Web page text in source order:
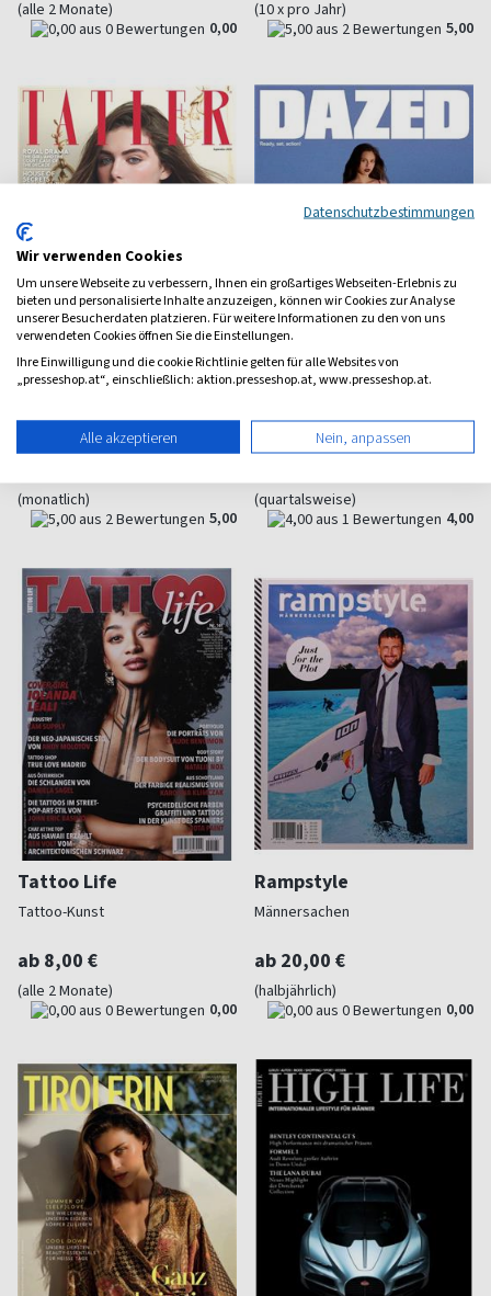
(alle 2 Monate)
0,00
(10 x pro Jahr)
5,00
Tatler (UK)
Lifestyle im englischen Stil
(monatlich)
5,00
Dazed & Confused
Britischer Lifestyle
(quartalsweise)
4,00
Tattoo Life
Tattoo-Kunst
ab 8,00 €
(alle 2 Monate)
0,00
Rampstyle
Männersachen
ab 20,00 €
(halbjährlich)
0,00
Datenschutzbestimmungen
Wir verwenden Cookies
Um unsere Webseite zu verbessern, Ihnen ein großartiges Webseiten-Erlebnis zu
bieten und personalisierte Inhalte anzuzeigen, können wir Cookies zur Analyse
unserer Besucherdaten platzieren. Für weitere Informationen zu den von uns
verwendeten Cookies öffnen Sie die Einstellungen.
Ihre Einwilligung und die cookie Richtlinie gelten für alle Websites von
„presseshop.at“, einschließlich: aktion.presseshop.at, www.presseshop.at.
Alle akzeptieren Nein, anpassen